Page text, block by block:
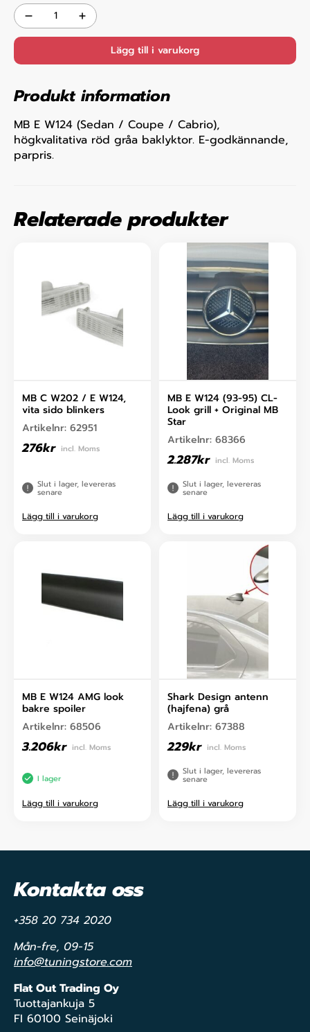
Lägg till i varukorg
Produkt information
MB E W124 (Sedan / Coupe / Cabrio),
högkvalitativa röd gråa baklyktor. E-godkännande,
parpris.
Relaterade produkter
MB C W202 / E W124,
vita sido blinkers
Artikelnr: 62951
276kr incl. Moms
Slut i lager, levereras
senare
Lägg till i varukorg
MB E W124 (93-95) CL-
Look grill + Original MB
Star
Artikelnr: 68366
2.287kr incl. Moms
Slut i lager, levereras
senare
Lägg till i varukorg
MB E W124 AMG look
bakre spoiler
Artikelnr: 68506
3.206kr incl. Moms
I lager
Lägg till i varukorg
Shark Design antenn
(hajfena) grå
Artikelnr: 67388
229kr incl. Moms
Slut i lager, levereras
senare
Lägg till i varukorg
Kontakta oss
+358 20 734 2020
Mån-fre, 09-15
info@tuningstore.com
Flat Out Trading Oy
Tuottajankuja 5
FI 60100 Seinäjoki